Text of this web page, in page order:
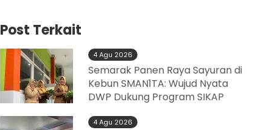
Post Terkait
4 Agu 2026
Semarak Panen Raya Sayuran di
Kebun SMAN1TA: Wujud Nyata
DWP Dukung Program SIKAP
4 Agu 2026